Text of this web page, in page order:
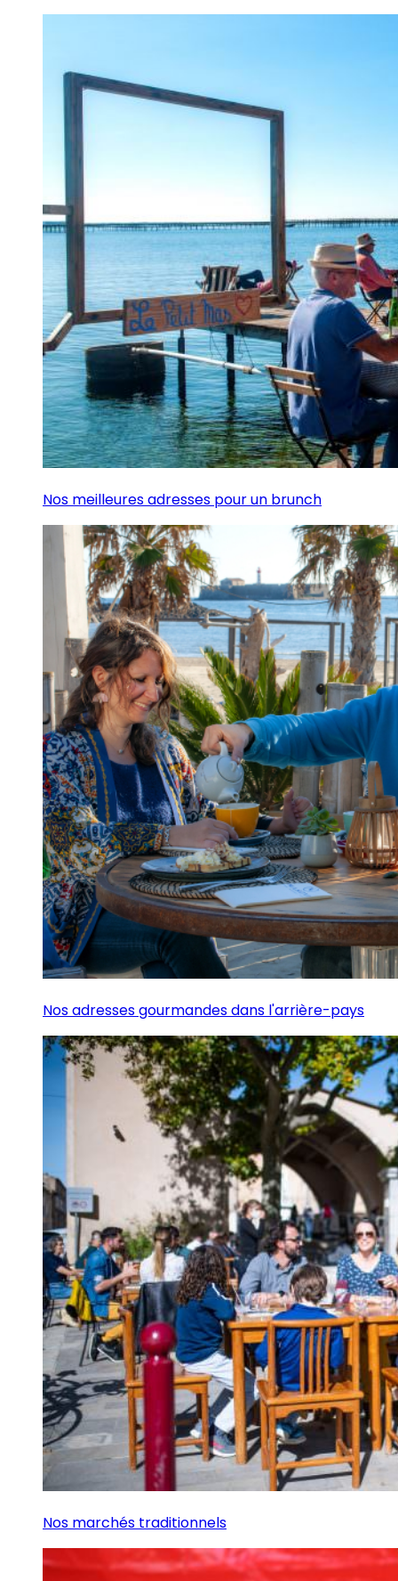
Nos meilleures adresses pour un brunch
Nos adresses gourmandes dans l'arrière-pays
Nos marchés traditionnels